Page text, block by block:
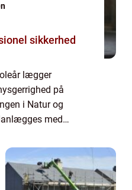
sikkerhed
lægger
på
i Natur og
med
både viden, ordforråd